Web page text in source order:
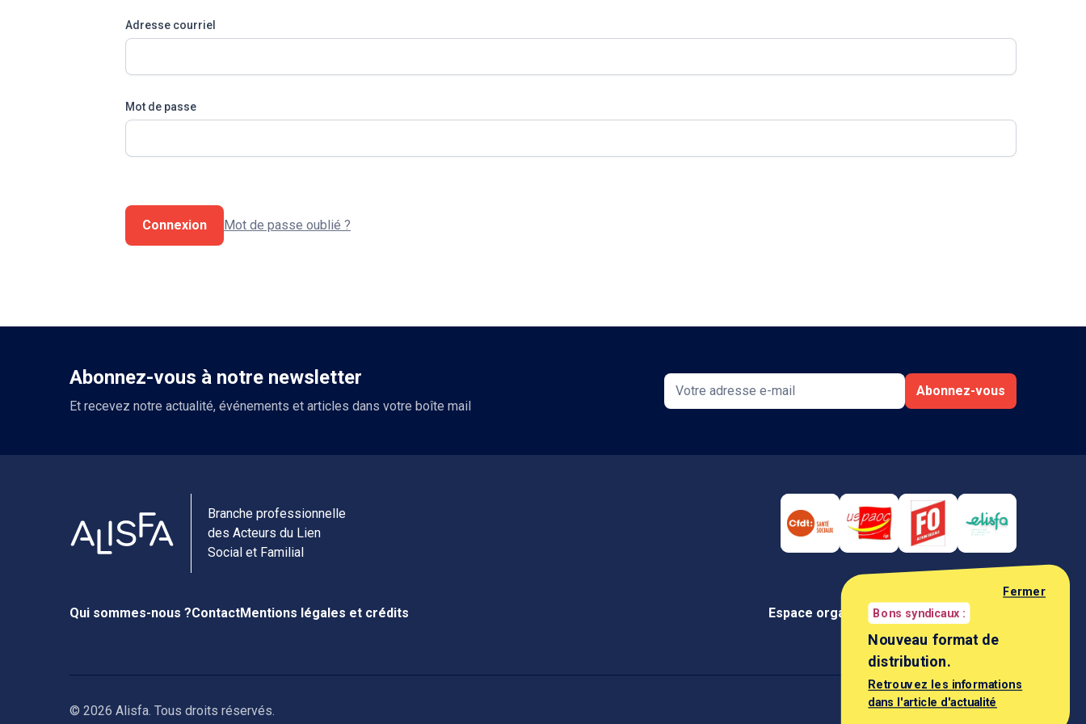
Adresse courriel
Mot de passe
Connexion Mot de passe oublié ?
Abonnez-vous à notre newsletter
Et recevez notre actualité, événements et articles dans votre boîte mail
Abonnez-vous
Branche professionnelle
des Acteurs du Lien
Social et Familial
Qui sommes-nous ?ContactMentions légales et crédits Espace organisationEspace négociateur
© 2026 Alisfa. Tous droits réservés.
Fermer
Bons syndicaux :
Nouveau format de
distribution.
Retrouvez les informations
dans l'article d'actualité